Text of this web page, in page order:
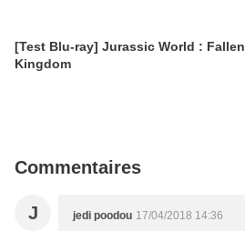
[Test Blu-ray] Jurassic World : Fallen
Kingdom
Commentaires
J jedi poodou 17/04/2018 14:36